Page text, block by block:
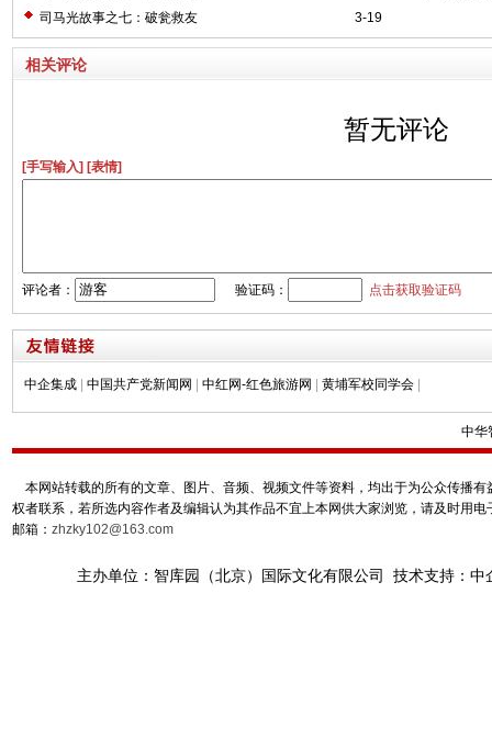
3-19
司马光故事之七：破瓮救友
相关评论
暂无评论
[手写输入] [表情]
评论者： 验证码： 点击获取验证码
中企集成 中国共产党新闻网 中红网-红色旅游网 黄埔军校同学会
中华
本网站转载的所有的文章、图片、音频、视频文件等资料，均出于为公众传播
权者联系，若所选内容作者及编辑认为其作品不宜上本网供大家浏览，请及时用
邮箱： zhzky102@163.com
主办单位：智库园（北京）国际文化有限公司 技术支持：